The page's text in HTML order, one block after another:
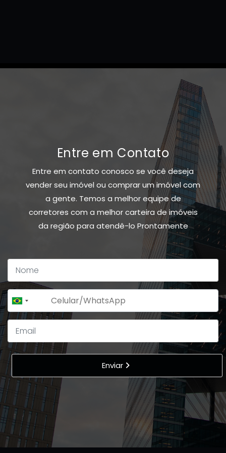
Entre em Contato
Entre em contato conosco se você deseja
vender seu imóvel ou comprar um imóvel com
a gente. Temos a melhor equipe de
corretores com a melhor carteira de imóveis
da região para atendê-lo Prontamente
Brazil
+55
Enviar